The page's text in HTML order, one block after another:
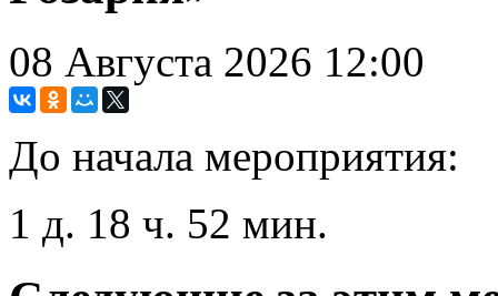
08 Августа 2026 12:00
До начала мероприятия:
1 д. 18 ч. 52 мин.